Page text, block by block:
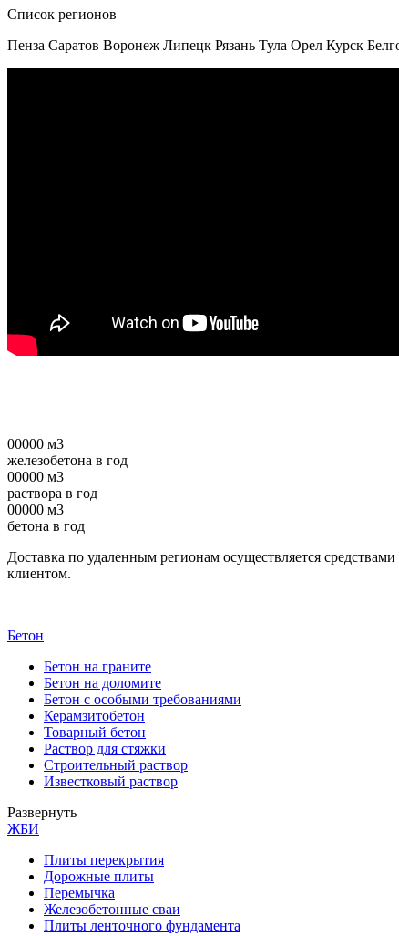
Список регионов
Пенза Саратов Воронеж Липецк Рязань Тула Орел Курск
00000 м3
железобетона в год
00000 м3
раствора в год
00000 м3
бетона в год
Доставка по удаленным регионам осуществляется
клиентом.
Бетон
Бетон на граните
Бетон на доломите
Бетон с особыми требованиями
Керамзитобетон
Товарный бетон
Раствор для стяжки
Строительный раствор
Известковый раствор
Развернуть
ЖБИ
Плиты перекрытия
Дорожные плиты
Перемычка
Железобетонные сваи
Плиты ленточного фундамента